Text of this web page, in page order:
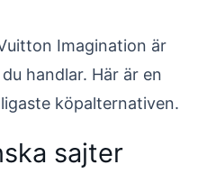
Imagination är
handlar. Här är en
köpalternativen.
sajter